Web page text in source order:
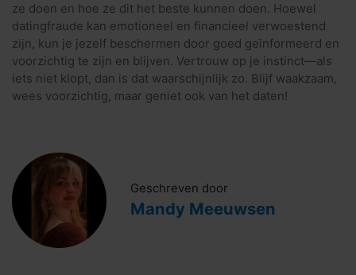
ze doen en hoe ze dit het beste kunnen doen. Hoewel
datingfraude kan emotioneel en financieel verwoestend
zijn, kun je jezelf beschermen door goed geïnformeerd en
voorzichtig te zijn en blijven. Vertrouw op je instinct—als
iets niet klopt, dan is dat waarschijnlijk zo. Blijf waakzaam,
wees voorzichtig, maar geniet ook van het daten!
Geschreven door
Mandy Meeuwsen